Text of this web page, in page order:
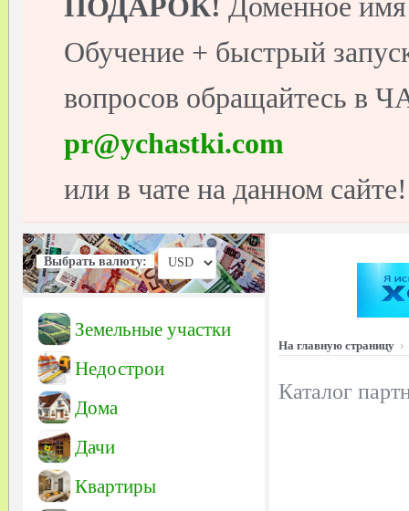
ПОДАРОК! Доменное
Обучение + быстрый
вопросов обращайтесь в
pr@ychastki.com
или в чате на данном сайте!
Выбрать валюту:
Земельные участки
Недострои
Дома
Дачи
Квартиры
На главную страницу
Каталог